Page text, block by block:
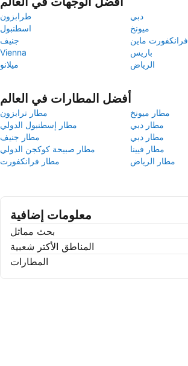
طرابزون
دبي
اسطنبول
ميونخ
جنيف
فرانكفورت ماين
Vienna
باريس
ميلانو
الرياض
أفضل المطارات في العالم
مطار ترابزون
مطار ميونخ
مطار إسطنبول الدولي
مطار دبي
مطار جنيف
مطار دبي
مطار صبيحة كوكجن الدولي
مطار فيينا
مطار فرانكفورت
مطار الرياض
معلومات إضافية
بحث مماثل
المناطق الأكتر شعبية
المطارات